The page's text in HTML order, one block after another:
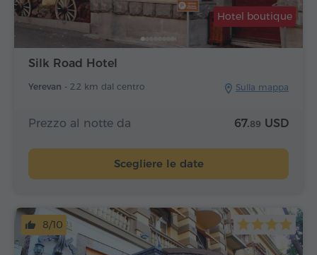
Silk Road Hotel
Yerevan - 2.2 km dal centro Sulla mappa
Hotel boutique
Prezzo al notte da 67.89 USD
Scegliere le date
8/10